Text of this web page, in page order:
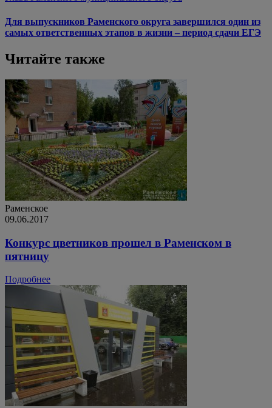
Для выпускников Раменского округа завершился один из
самых ответственных этапов в жизни – период сдачи ЕГЭ
Читайте также
Раменское
09.06.2017
Конкурс цветников прошел в Раменском в
пятницу
Подробнее